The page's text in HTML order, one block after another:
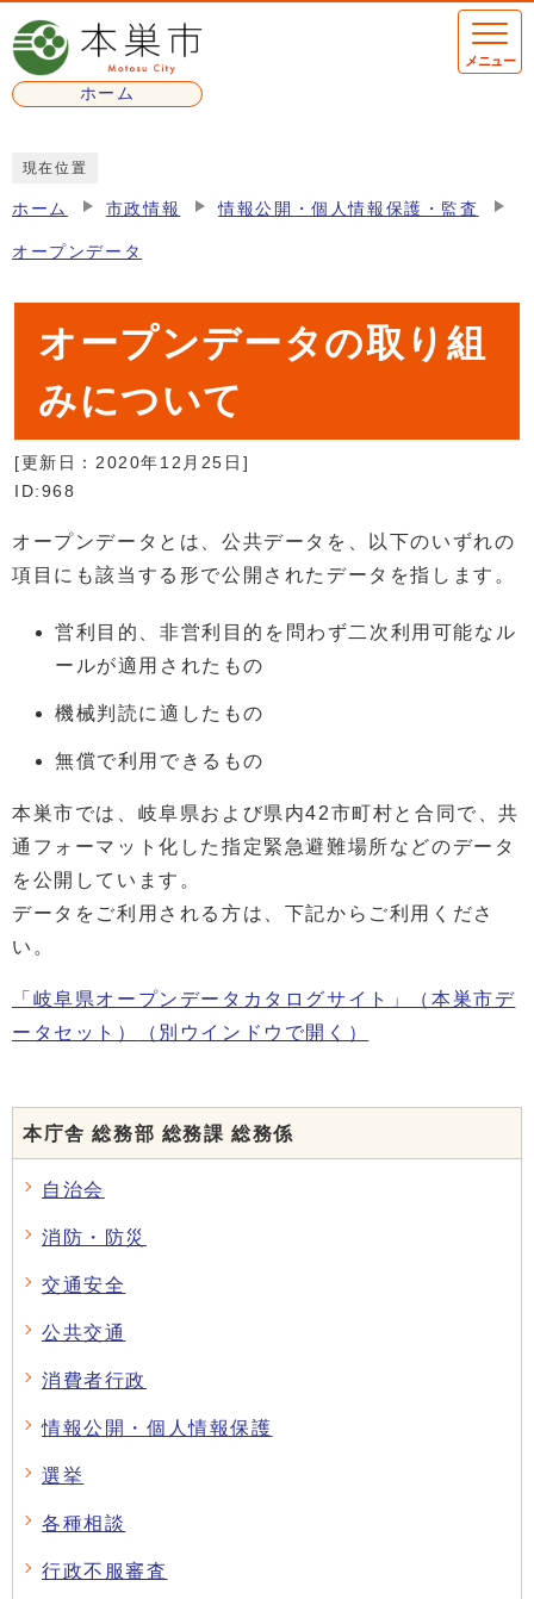
ページの先頭です
ホーム
メニュー
現在位置
ホーム 市政情報 情報公開・個人情報保護・監査
オープンデータ
オープンデータの取り組
みについて
[更新日： 2020年12月25日 ]
ID:968
オープンデータとは、公共データを、以下のいずれの
項目にも該当する形で公開されたデータを指します。
営利目的、非営利目的を問わず二次利用可能なル
ールが適用されたもの
機械判読に適したもの
無償で利用できるもの
本巣市では、岐阜県および県内42市町村と合同で、共
通フォーマット化した指定緊急避難場所などのデータ
を公開しています。
データをご利用される方は、下記からご利用くださ
い。
「岐阜県オープンデータカタログサイト」（本巣市デ
ータセット）
（別ウインドウで開く）
本庁舎 総務部 総務課 総務係
自治会
消防・防災
交通安全
公共交通
消費者行政
情報公開・個人情報保護
選挙
各種相談
行政不服審査